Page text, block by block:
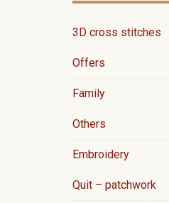
3D cross stitches
Offers
Family
Others
Embroidery
Quit – patchwork